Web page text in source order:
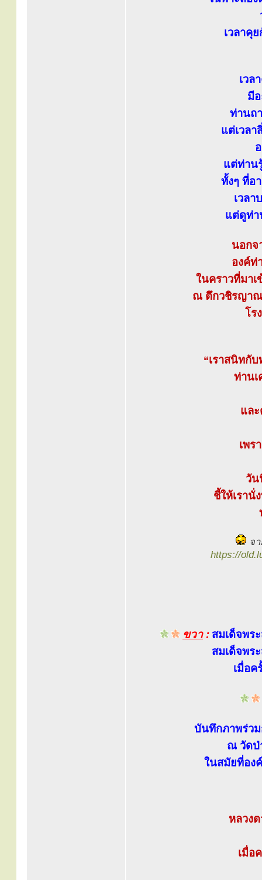
เวลาคุ
เวล
มี
ท่านถ
แต่เวล
แต่ท่าน
ทั้งๆ ที่อ
เวลา
แต่ดูท่า
นอกจ
องค์ท่
ในคราวที่มาเ
ณ ตึกวชิรญาณ
โร
“เราสนิทกั
ท่านเ
แล
เพร
วัน
ชี้ให้เรานั่
จ
https://
ขวา: สมเด็จพร
สมเด็จพร
เมื่อ
บันทึกภาพร่ว
ณ วัดป่
ในสมัยที่อง
หลวง
เมื่อ